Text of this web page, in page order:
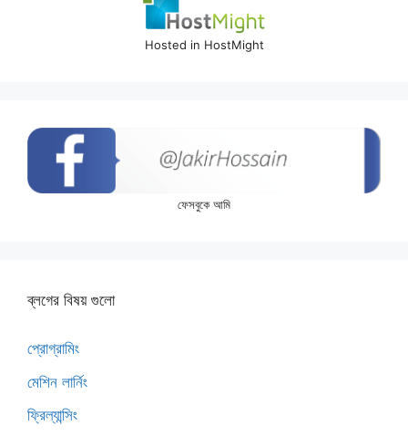
Hosted in HostMight
ফেসবুকে আমি
ব্লগের বিষয় গুলো
প্রোগ্রামিং
মেশিন লার্নিং
ফ্রিল্যান্সিং